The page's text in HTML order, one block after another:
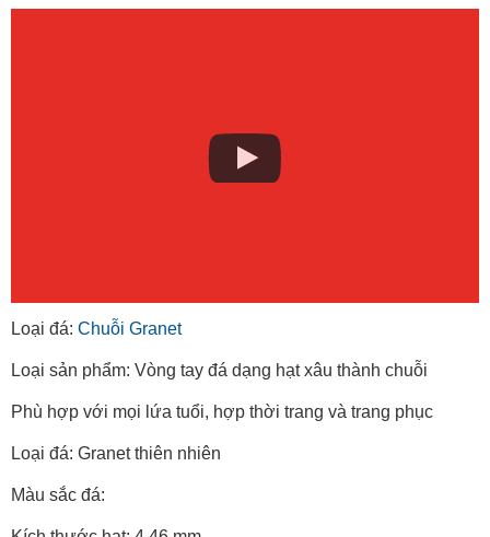
Loại đá: Chuỗi Granet
Loại sản phẩm: Vòng tay đá dạng hạt xâu thành chuỗi
Phù hợp với mọi lứa tuổi, hợp thời trang và trang phục
Loại đá: Granet thiên nhiên
Màu sắc đá: